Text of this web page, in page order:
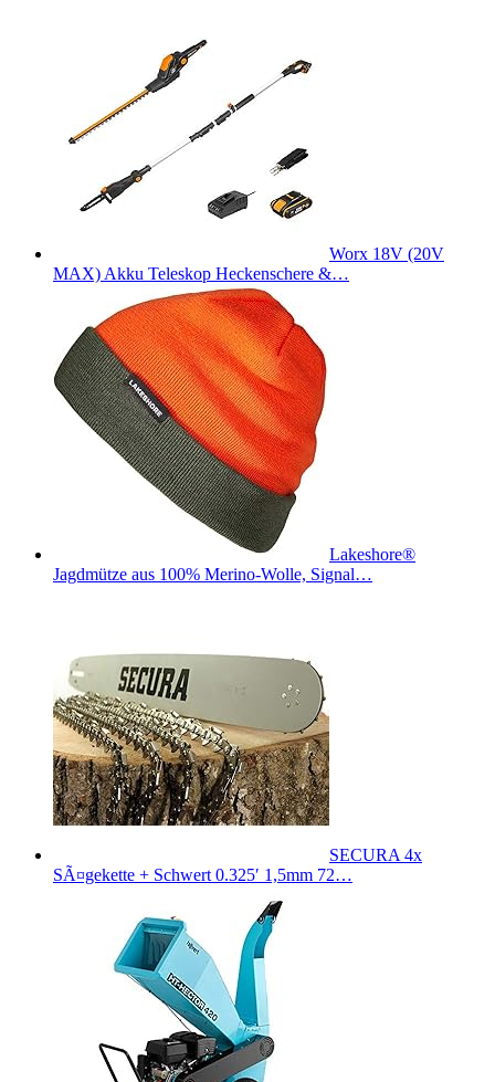
Worx 18V (20V
MAX) Akku Teleskop Heckenschere &…
Lakeshore®
Jagdmütze aus 100% Merino-Wolle, Signal…
SECURA 4x
SÃ¤gekette + Schwert 0.325′ 1,5mm 72…